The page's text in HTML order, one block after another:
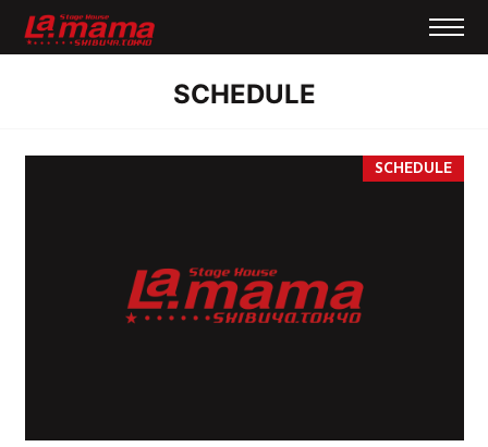
SCHEDULE